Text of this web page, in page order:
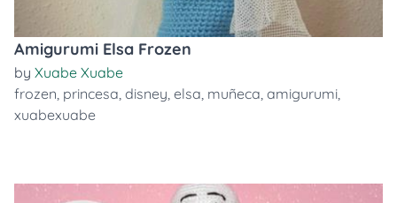
Amigurumi Elsa Frozen
by Xuabe Xuabe
frozen, princesa, disney, elsa, muñeca, amigurumi,
xuabexuabe